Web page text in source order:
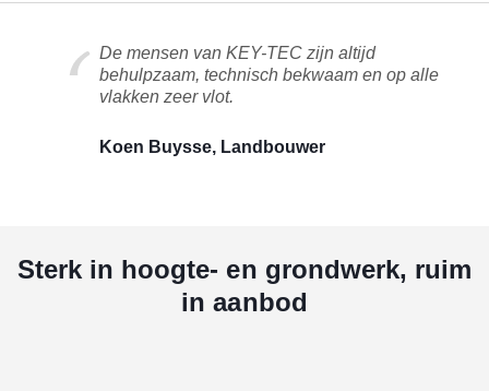
De mensen van KEY-TEC zijn altijd
behulpzaam, technisch bekwaam en op alle
vlakken zeer vlot.
Koen Buysse, Landbouwer
Sterk in hoogte- en grondwerk, ruim
in aanbod